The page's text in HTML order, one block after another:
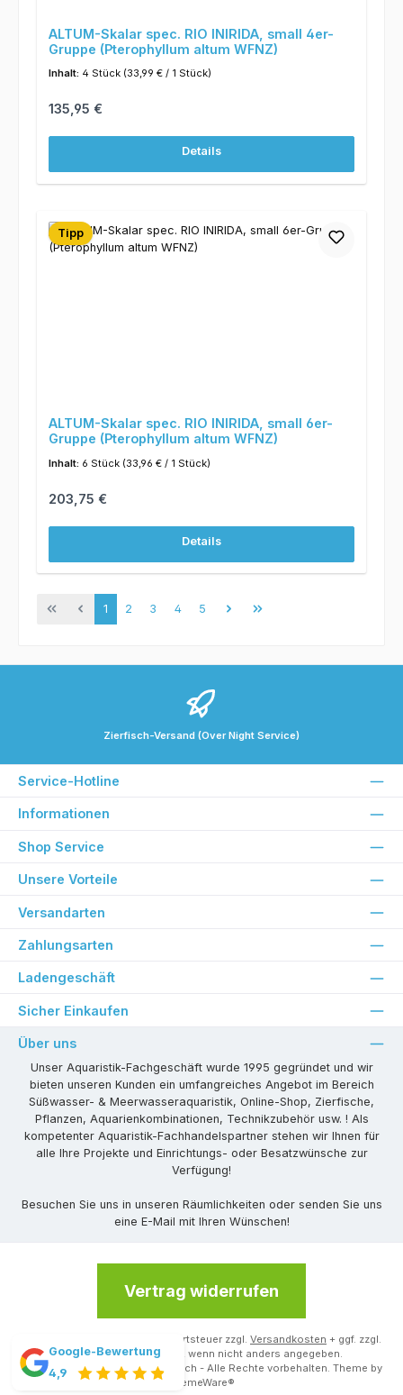
ALTUM-Skalar spec. RIO INIRIDA, small 4er-
Gruppe (Pterophyllum altum WFNZ)
Inhalt: 4 Stück (33,99 € / 1 Stück)
Regulärer Preis:
135,95 €
Details
Tipp
ALTUM-Skalar spec. RIO INIRIDA, small 6er-
Gruppe (Pterophyllum altum WFNZ)
Inhalt: 6 Stück (33,96 € / 1 Stück)
Regulärer Preis:
203,75 €
Details
Seite
1 Seite
2 Seite
3 Seite
4 Seite
5
Zierfisch-Versand (Over Night Service)
Service-Hotline
Informationen
Shop Service
Unsere Vorteile
Versandarten
Zahlungsarten
Ladengeschäft
Sicher Einkaufen
Über uns
Unser Aquaristik-Fachgeschäft wurde 1995 gegründet und wir
bieten unseren Kunden ein umfangreiches Angebot im Bereich
Süßwasser- & Meerwasseraquaristik, Online-Shop, Zierfische,
Pflanzen, Aquarienkombinationen, Technikzubehör usw. ! Als
kompetenter Aquaristik-Fachhandelspartner stehen wir Ihnen für
alle Ihre Projekte und Einrichtungs- oder Besatzwünsche zur
Verfügung!
Besuchen Sie uns in unseren Räumlichkeiten oder senden Sie uns
eine E-Mail mit Ihren Wünschen!
Vertrag widerrufen
Alle Preise inkl. gesetzl. Mehrwertsteuer zzgl. Versandkosten + ggf. zzgl.
Mindermengenzuschlag, wenn nicht anders angegeben.
Google-Bewertung
4,9
© 2026 Aquaristik-Studio Heimrich - Alle Rechte vorbehalten. Theme by
ThemeWare®